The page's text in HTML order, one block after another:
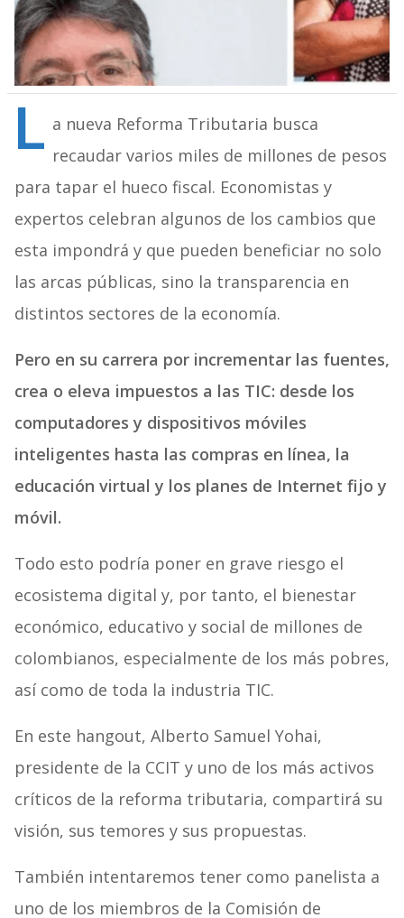
L a nueva Reforma Tributaria busca
recaudar varios miles de millones de pesos
para tapar el hueco fiscal. Economistas y
expertos celebran algunos de los cambios que
esta impondrá y que pueden beneficiar no solo
las arcas públicas, sino la transparencia en
distintos sectores de la economía.
Pero en su carrera por incrementar las fuentes,
crea o eleva impuestos a las TIC: desde los
computadores y dispositivos móviles
inteligentes hasta las compras en línea, la
educación virtual y los planes de Internet fijo y
móvil.
Todo esto podría poner en grave riesgo el
ecosistema digital y, por tanto, el bienestar
económico, educativo y social de millones de
colombianos, especialmente de los más pobres,
así como de toda la industria TIC.
En este hangout, Alberto Samuel Yohai,
presidente de la CCIT y uno de los más activos
críticos de la reforma tributaria, compartirá su
visión, sus temores y sus propuestas.
También intentaremos tener como panelista a
uno de los miembros de la Comisión de